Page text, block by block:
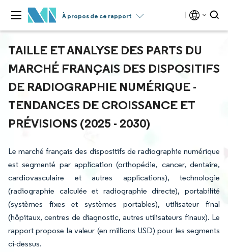
À propos de ce rapport
TAILLE ET ANALYSE DES PARTS DU
MARCHÉ FRANÇAIS DES DISPOSITIFS
DE RADIOGRAPHIE NUMÉRIQUE -
TENDANCES DE CROISSANCE ET
PRÉVISIONS (2025 - 2030)
Le marché français des dispositifs de radiographie numérique
est segmenté par application (orthopédie, cancer, dentaire,
cardiovasculaire et autres applications), technologie
(radiographie calculée et radiographie directe), portabilité
(systèmes fixes et systèmes portables), utilisateur final
(hôpitaux, centres de diagnostic, autres utilisateurs finaux). Le
rapport propose la valeur (en millions USD) pour les segments
ci-dessus.